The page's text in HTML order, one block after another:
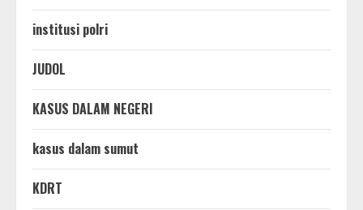
institusi polri
JUDOL
KASUS DALAM NEGERI
kasus dalam sumut
KDRT